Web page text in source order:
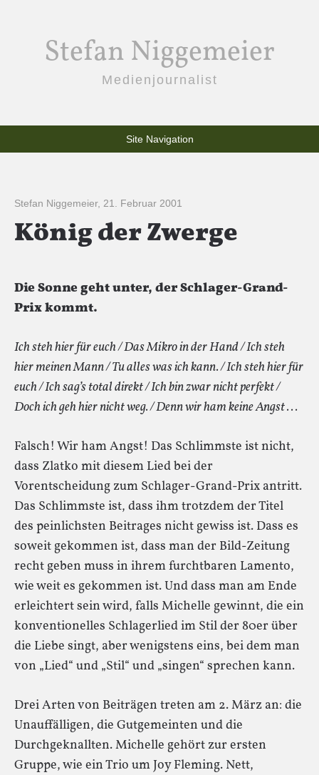
Stefan Niggemeier
Medienjournalist
Site Navigation
Stefan Niggemeier, 21. Februar 2001
König der Zwerge
Die Sonne geht unter, der Schlager-Grand-
Prix kommt.
Ich steh hier für euch / Das Mikro in der Hand / Ich steh
hier meinen Mann / Tu alles was ich kann. / Ich steh hier für
euch / Ich sag’s total direkt / Ich bin zwar nicht perfekt /
Doch ich geh hier nicht weg. / Denn wir ham keine Angst . . .
Falsch! Wir ham Angst! Das Schlimmste ist nicht,
dass Zlatko mit diesem Lied bei der
Vorentscheidung zum Schlager-Grand-Prix antritt.
Das Schlimmste ist, dass ihm trotzdem der Titel
des peinlichsten Beitrages nicht gewiss ist. Dass es
soweit gekommen ist, dass man der Bild-Zeitung
recht geben muss in ihrem furchtbaren Lamento,
wie weit es gekommen ist. Und dass man am Ende
erleichtert sein wird, falls Michelle gewinnt, die ein
konventionelles Schlagerlied im Stil der 80er über
die Liebe singt, aber wenigstens eins, bei dem man
von „Lied“ und „Stil“ und „singen“ sprechen kann.
Drei Arten von Beiträgen treten am 2. März an: die
Unauffälligen, die Gutgemeinten und die
Durchgeknallten. Michelle gehört zur ersten
Gruppe, wie ein Trio um Joy Fleming. Nett,